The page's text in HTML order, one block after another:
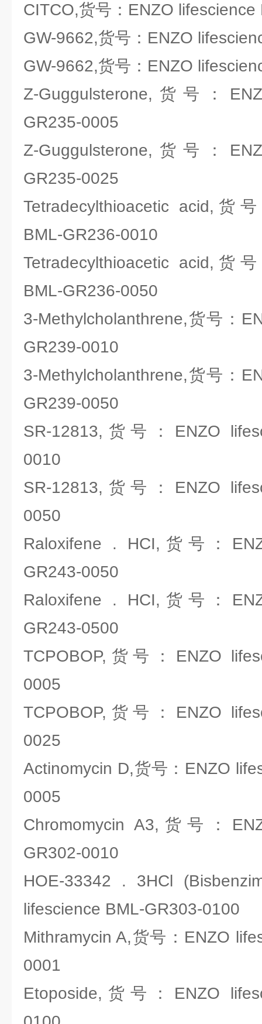
CITCO,货号：ENZO
GW-9662,货号：ENZO
GW-9662,货号：ENZO
Z-Guggulsterone,货号：
GR235-0005
Z-Guggulsterone,货号：
GR235-0025
Tetradecylthioacetic acid,货
BML-GR236-0010
Tetradecylthioacetic acid,货
BML-GR236-0050
3-Methylcholanthrene,货号：
GR239-0010
3-Methylcholanthrene,货号：
GR239-0050
SR-12813,货号：ENZO
0010
SR-12813,货号：ENZO
0050
Raloxifene . HCI,货号：
GR243-0050
Raloxifene . HCI,货号：
GR243-0500
TCPOBOP,货号：ENZO
0005
TCPOBOP,货号：ENZO
0025
Actinomycin D,货号：ENZO
0005
Chromomycin A3,货号：
GR302-0010
HOE-33342 . 3HCl
lifescience BML-GR303-0100
Mithramycin A,货号：ENZO
0001
Etoposide,货号：ENZO